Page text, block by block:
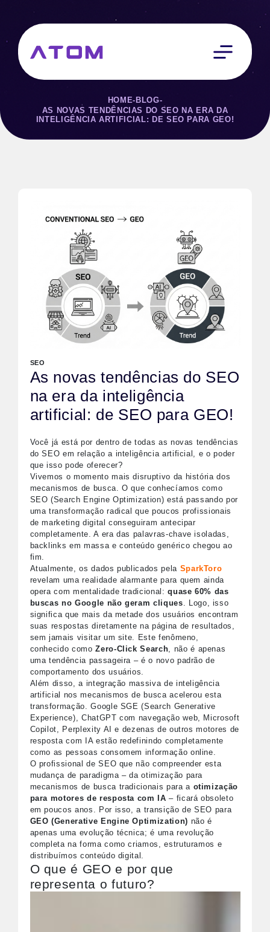
HOME- BLOG-
AS NOVAS TENDÊNCIAS DO SEO NA ERA DA
INTELIGÊNCIA ARTIFICIAL: DE SEO PARA GEO!
SEO
As novas tendências do SEO
na era da inteligência
artificial: de SEO para GEO!
Você já está por dentro de todas as novas tendências
do SEO em relação a inteligência artificial, e o poder
que isso pode oferecer?
Vivemos o momento mais disruptivo da história dos
mecanismos de busca. O que conhecíamos como
SEO (Search Engine Optimization) está passando por
uma transformação radical que poucos profissionais
de marketing digital conseguiram antecipar
completamente. A era das palavras-chave isoladas,
backlinks em massa e conteúdo genérico chegou ao
fim.
Atualmente, os dados publicados pela SparkToro
revelam uma realidade alarmante para quem ainda
opera com mentalidade tradicional:quase 60% das
buscas no Google não geram cliques . Logo, isso
significa que mais da metade dos usuários encontram
suas respostas diretamente na página de resultados,
sem jamais visitar um site. Este fenômeno,
conhecido comoZero-Click Search , não é apenas
uma tendência passageira – é o novo padrão de
comportamento dos usuários.
Além disso, a integração massiva de inteligência
artificial nos mecanismos de busca acelerou esta
transformação. Google SGE (Search Generative
Experience), ChatGPT com navegação web, Microsoft
Copilot, Perplexity AI e dezenas de outros motores de
resposta com IA estão redefinindo completamente
como as pessoas consomem informação online.
O profissional de SEO que não compreender esta
mudança de paradigma – da otimização para
mecanismos de busca tradicionais para a otimização
para motores de resposta com IA – ficará obsoleto
em poucos anos. Por isso, a transição de SEO para
GEO (Generative Engine Optimization) não é
apenas uma evolução técnica; é uma revolução
completa na forma como criamos, estruturamos e
distribuímos conteúdo digital.
O que é GEO e por que
representa o futuro?